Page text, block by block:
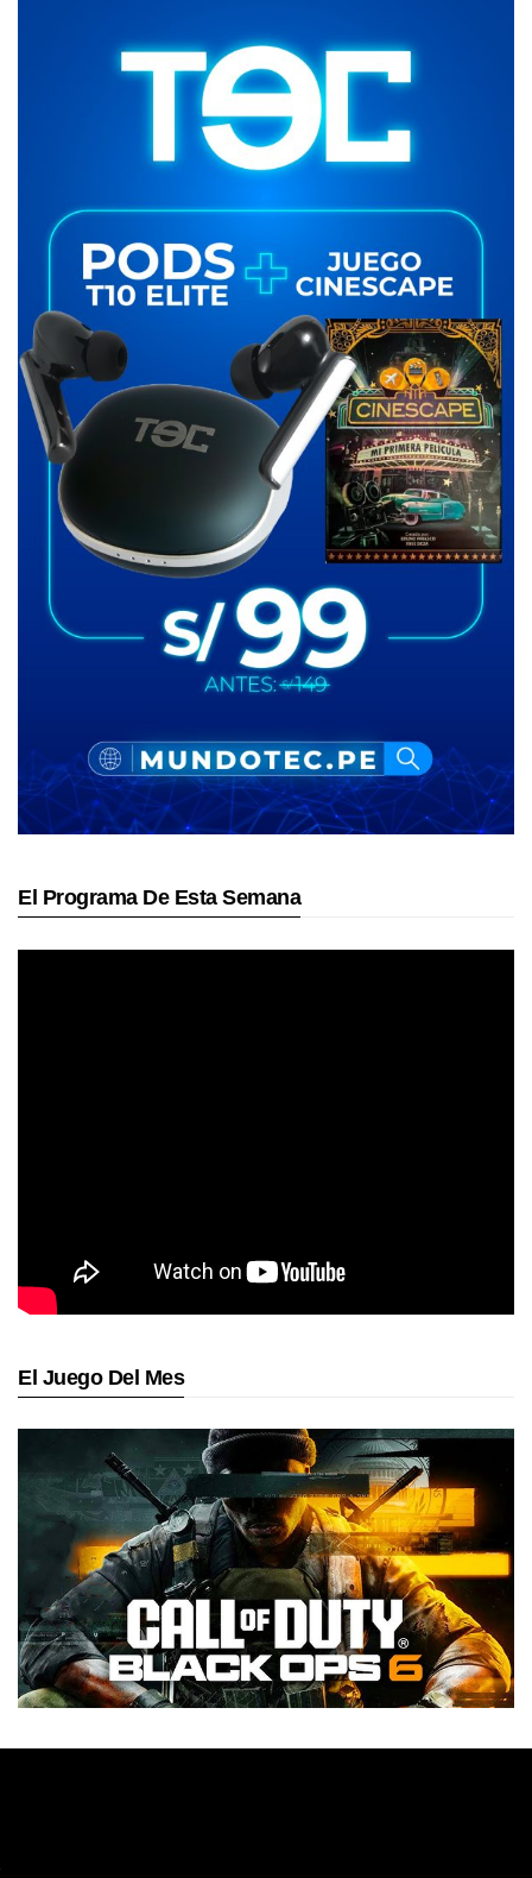
El Programa De Esta Semana
El Juego Del Mes